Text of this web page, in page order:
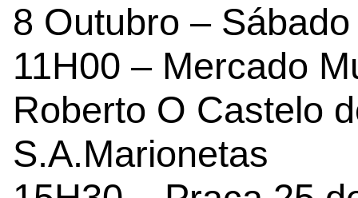
8 Outubro – Sábado
11H00 – Mercado
Roberto O Castelo
S.A.Marionetas